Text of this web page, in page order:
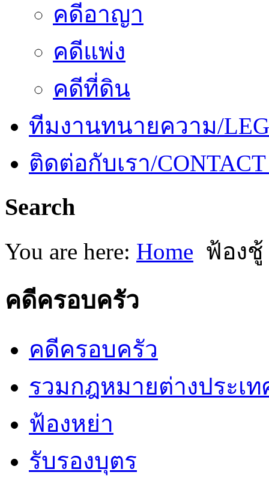
คดีอาญา
คดีแพ่ง
คดีที่ดิน
ทีมงานทนายความ/
ติดต่อกับเรา/CONTACT
Search
You are here: Home ฟ้องชู้
คดีครอบครัว
คดีครอบครัว
รวมกฎหมายต่างประเท
ฟ้องหย่า
รับรองบุตร